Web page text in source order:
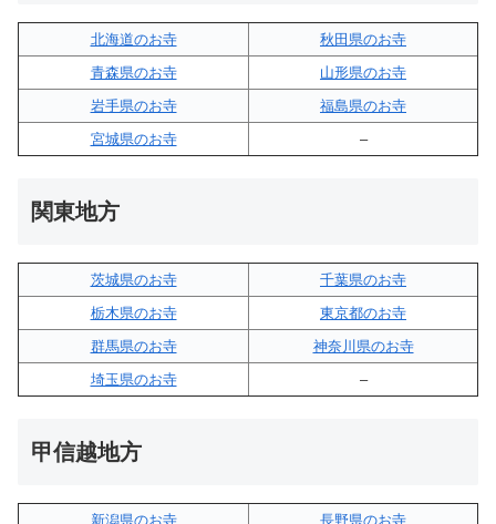
北海道のお寺
秋田県のお寺
青森県のお寺
山形県のお寺
岩手県のお寺
福島県のお寺
宮城県のお寺
–
関東地方
茨城県のお寺
千葉県のお寺
栃木県のお寺
東京都のお寺
群馬県のお寺
神奈川県のお寺
埼玉県のお寺
–
甲信越地方
新潟県のお寺
長野県のお寺